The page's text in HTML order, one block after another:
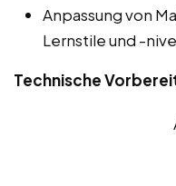
Anpassung von
Lernstile und -
Technische